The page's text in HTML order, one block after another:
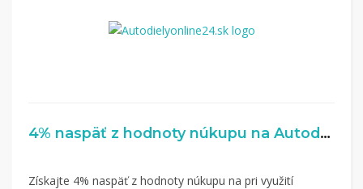
4% naspäť z hodnoty núkupu na Autodielyonline24.sk
Získajte 4% naspäť z hodnoty núkupu na pri využití